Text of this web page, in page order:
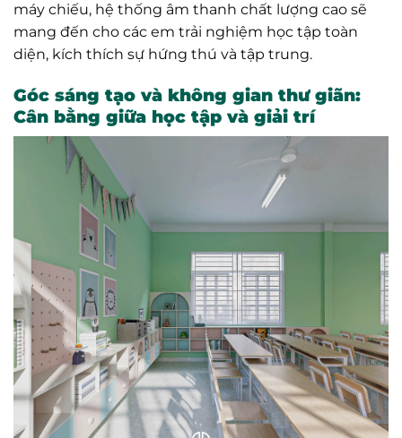
máy chiếu, hệ thống âm thanh chất lượng cao sẽ
mang đến cho các em trải nghiệm học tập toàn
diện, kích thích sự hứng thú và tập trung.
Góc sáng tạo và không gian thư giãn:
Cân bằng giữa học tập và giải trí